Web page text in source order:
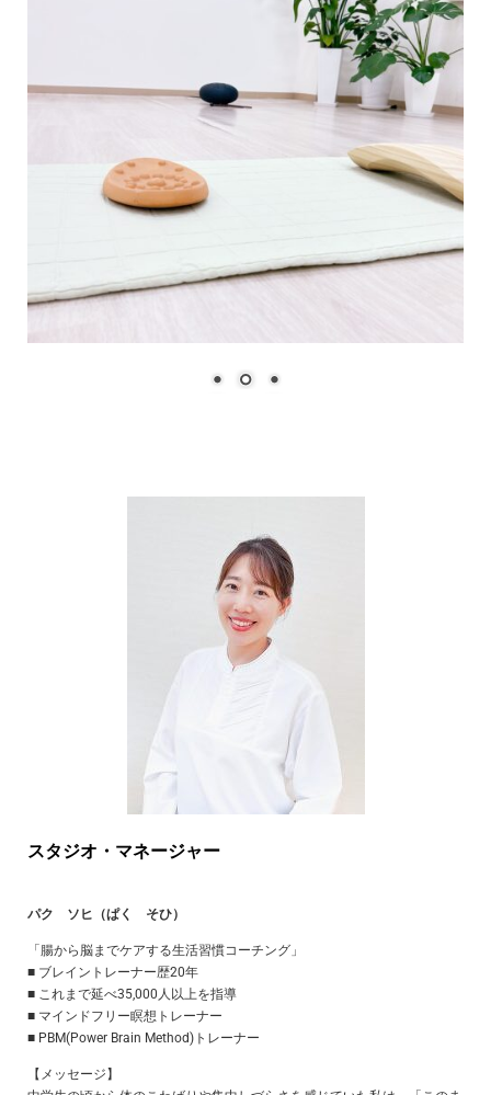
スタジオ・マネージャー
パク ソヒ（ぱく そひ）
「腸から脳までケアする生活習慣コーチング」
■ ブレイントレーナー歴20年
■ これまで延べ35,000人以上を指導
■ マインドフリー瞑想トレーナー
■ PBM(Power Brain Method)トレーナー
【メッセージ】